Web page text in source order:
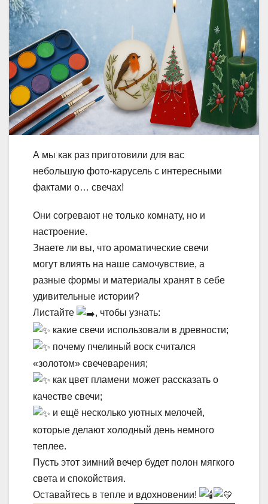
А мы как раз приготовили для вас
небольшую фото-карусель с интересными
фактами о… свечах!
Они согревают не только комнату, но и
настроение.
Знаете ли вы, что ароматические свечи
могут влиять на наше самочувствие, а
разные формы и материалы хранят в себе
удивительные истории?
Листайте
, чтобы узнать:
какие свечи использовали в древности;
почему пчелиный воск считался
«золотом» свечеварения;
как цвет пламени может рассказать о
качестве свечи;
и ещё несколько уютных мелочей,
которые делают холодный день немного
теплее.
Пусть этот зимний вечер будет полон мягкого
света и спокойствия.
Оставайтесь в тепле и вдохновении!